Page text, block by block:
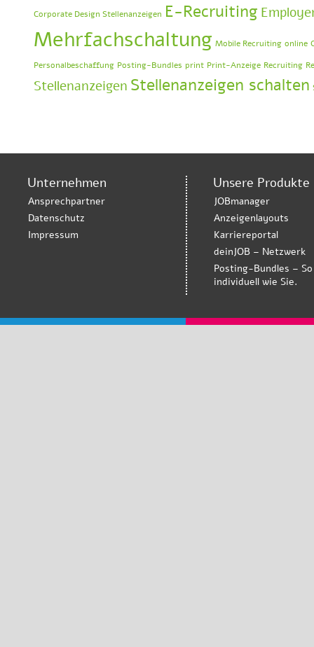
Corporate Design Stellenanzeigen E-Recruiting
Mehrfachschaltung Mobile Recruiting online
Personalbeschaffung Posting-Bundles print Print-Anzeige Recruiting
Stellenanzeigen Stellenanzeigen schalten
Unternehmen
Ansprechpartner
Datenschutz
Impressum
Unsere Produkte
JOBmanager
Anzeigenlayouts
Karriereportal
deinJOB – Netzwerk
Posting-Bundles – So
individuell wie Sie.